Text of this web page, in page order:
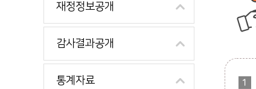
재정정보공개
감사결과공개
통계자료